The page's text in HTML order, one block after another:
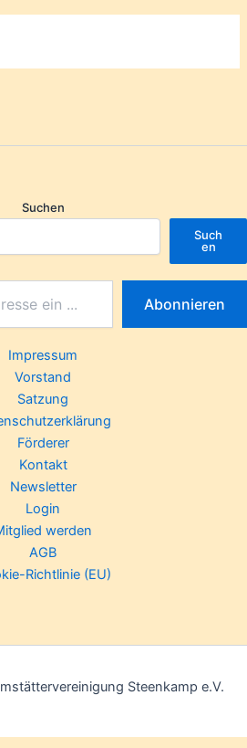
Suchen
Such
en
Abonnieren
Impressum
Vorstand
Satzung
Förderer
Kontakt
Newsletter
Login
werden
AGB
Richtlinie (EU)
Steenkamp e.V.